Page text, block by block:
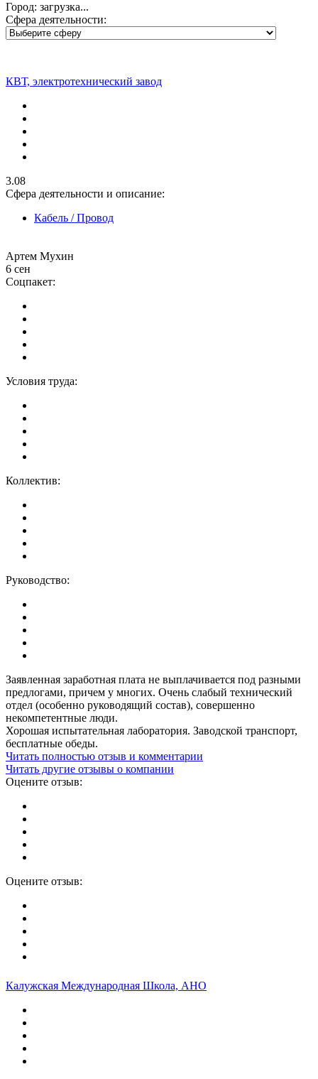
Город: загрузка...
Сфера деятельности:
КВТ, электротехнический завод
3.08
Сфера деятельности и описание:
Кабель / Провод
Артем Мухин
6 сен
Соцпакет:
Условия труда:
Коллектив:
Руководство:
Заявленная заработная плата не выплачивается под разными
предлогами, причем у многих. Очень слабый технический
отдел (особенно руководящий состав), совершенно
некомпетентные люди.
Хорошая испытательная лаборатория. Заводской транспорт,
бесплатные обеды.
Читать полностью отзыв и комментарии
Читать другие отзывы о компании
Оцените отзыв:
Оцените отзыв:
Калужская Международная Школа, АНО